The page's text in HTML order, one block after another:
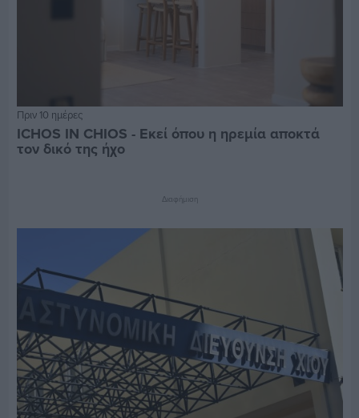
Πριν 10 ημέρες
ICHOS IN CHIOS - Εκεί όπου η ηρεμία αποκτά
τον δικό της ήχο
Διαφήμιση